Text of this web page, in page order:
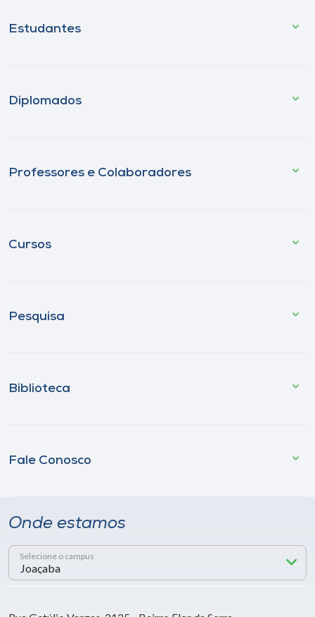
Estudantes
Diplomados
Professores e Colaboradores
Cursos
Pesquisa
Biblioteca
Fale Conosco
Onde estamos
Selecione o campus